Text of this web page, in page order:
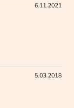
6.11.2021
5.03.2018